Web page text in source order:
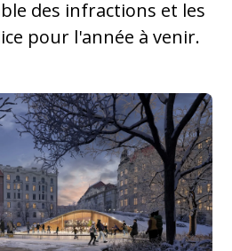
des infractions et les
pour l'année à venir.